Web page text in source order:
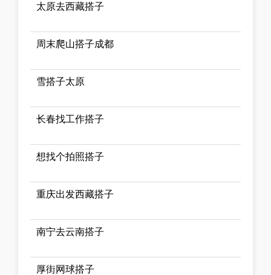
太原去西藏搭子
周末爬山搭子成都
雪搭子太原
长春找工作搭子
想找个拍照搭子
重庆出发西藏搭子
南宁去云南搭子
厚街网球搭子